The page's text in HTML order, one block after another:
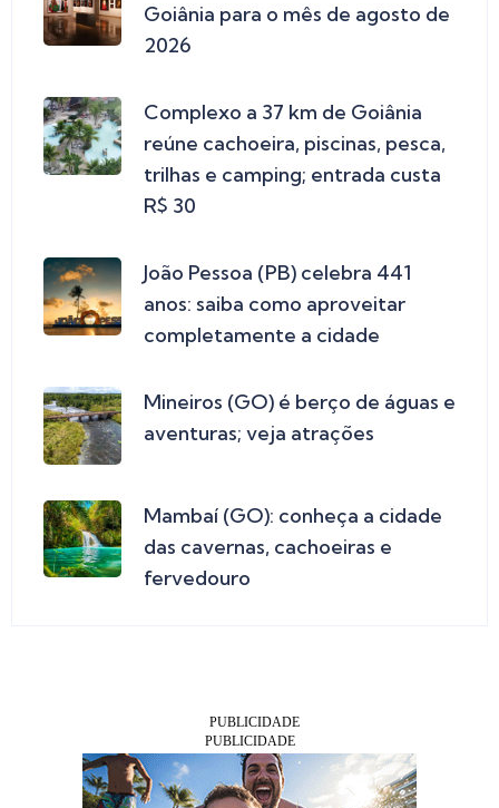
Goiânia para o mês de agosto de
2026
Complexo a 37 km de Goiânia
reúne cachoeira, piscinas, pesca,
trilhas e camping; entrada custa
R$ 30
João Pessoa (PB) celebra 441
anos: saiba como aproveitar
completamente a cidade
Mineiros (GO) é berço de águas e
aventuras; veja atrações
Mambaí (GO): conheça a cidade
das cavernas, cachoeiras e
fervedouro